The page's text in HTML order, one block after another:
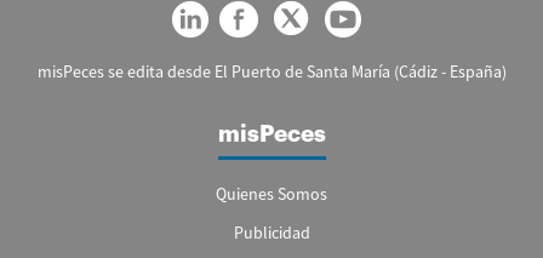
misPeces se edita desde El Puerto de Santa María (Cádiz - España)
misPeces
Quienes Somos
Publicidad